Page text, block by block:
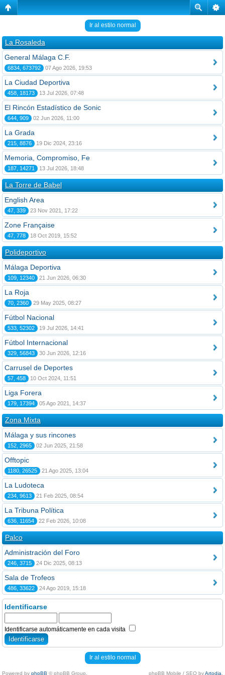
Ir al estilo normal
La Rosaleda
General Málaga C.F.
6834, 673792 07 Ago 2026, 19:53
La Ciudad Deportiva
458, 18173 13 Jul 2026, 07:48
El Rincón Estadístico de Sonic
644, 909 02 Jun 2026, 11:00
La Grada
215, 8876 19 Dic 2024, 23:16
Memoria, Compromiso, Fe
187, 14271 13 Jul 2026, 18:48
La Torre de Babel
English Area
47, 339 23 Nov 2021, 17:22
Zone Française
47, 778 18 Oct 2019, 15:52
Polideportivo
Málaga Deportiva
109, 12340 21 Jun 2026, 06:30
La Roja
70, 2360 29 May 2025, 08:27
Fútbol Nacional
533, 52302 19 Jul 2026, 14:41
Fútbol Internacional
329, 56843 30 Jun 2026, 12:16
Carrusel de Deportes
57, 458 10 Oct 2024, 11:51
Liga Forera
179, 17394 05 Ago 2021, 14:37
Zona Mixta
Málaga y sus rincones
152, 2965 02 Jun 2025, 21:58
Offtopic
1180, 26525 21 Ago 2025, 13:04
La Ludoteca
234, 9613 21 Feb 2025, 08:54
La Tribuna Política
636, 11654 22 Feb 2026, 10:08
Palco
Administración del Foro
246, 3715 24 Dic 2025, 08:13
Sala de Trofeos
486, 33622 24 Ago 2019, 15:18
Identificarse
Identificarse automáticamente en cada visita
Ir al estilo normal
Powered by phpBB © phpBB Group. phpBB Mobile / SEO byArtodia